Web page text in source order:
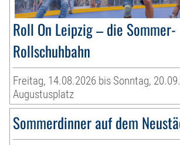
Roll On Leipzig – die Sommer-
Rollschuhbahn
Freitag, 14.08.2026 bis Sonntag,
Augustusplatz
Sommerdinner auf dem